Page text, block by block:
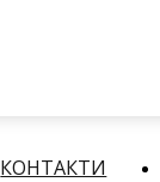
КОНТАКТИ